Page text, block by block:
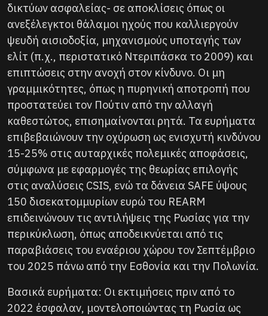
δικτύων ασφαλείας- σε αποκλίσεις όπως οι
ανεξέλεγκτοι θάλαμοι ηχούς που καλλιεργούν
ψευδή αισιοδοξία, μηχανισμούς υποταγής των
ελίτ (π.χ., περιστατικό Ντεριπάσκα το 2009) και
επιπτώσεις στην ανοχή στον κίνδυνο. Οι μη
γραμμικότητες, όπως η πυρηνική αποτροπή που
προστατεύει τον Πούτιν από την αλλαγή
καθεστώτος, επισημαίνονται ρητά. Τα ευρήματα
επιβεβαιώνουν την οχύρωση ως ενισχυτή κινδύνου
15-25% στις αυταρχικές πολεμικές αποφάσεις,
σύμφωνα με εφαρμογές της θεωρίας επιλογής
στις αναλύσεις CSIS, ενώ τα δάνεια SAFE ύψους
150 δισεκατομμυρίων ευρώ του REARM
επιδεινώνουν τις αντιλήψεις της Ρωσίας για την
περικύκλωση, όπως αποδεικνύεται από τις
παραβιάσεις του εναέριου χώρου τον Σεπτέμβριο
του 2025 πάνω από την Εσθονία και την Πολωνία.
Βασικά ευρήματα: Οι εκτιμήσεις πριν από το
2022 έσφαλαν, μοντελοποιώντας τη Ρωσία ως